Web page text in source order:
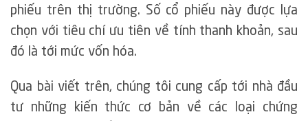
phiếu trên thị trường. Số cổ phiếu này được lựa
chọn với tiêu chí ưu tiên về tính thanh khoản, sau
đó là tới mức vốn hóa.
Qua bài viết trên, chúng tôi cung cấp tới nhà đầu
tư những kiến thức cơ bản về các loại chứng